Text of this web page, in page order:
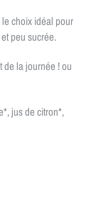
le choix idéal pour
peu sucrée.
de la journée ! ou
jus de citron*,